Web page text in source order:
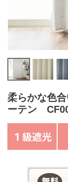
柔らかな色
ーテン